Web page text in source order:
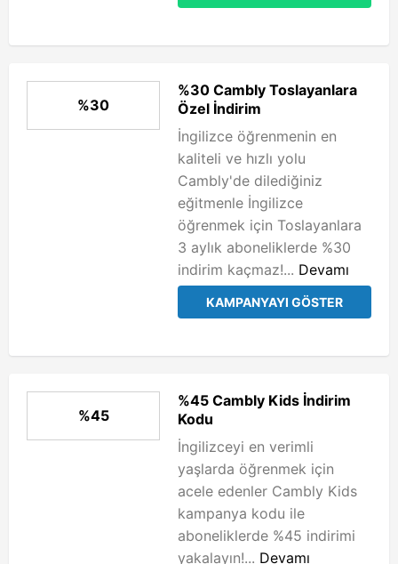
%30
%30 Cambly Toslayanlara
Özel İndirim
İngilizce öğrenmenin en
kaliteli ve hızlı yolu
Cambly'de dilediğiniz
eğitmenle İngilizce
öğrenmek için Toslayanlara
3 aylık aboneliklerde %30
indirim kaçmaz!... Devamı
KAMPANYAYI GÖSTER
%45
%45 Cambly Kids İndirim
Kodu
İngilizceyi en verimli
yaşlarda öğrenmek için
acele edenler Cambly Kids
kampanya kodu ile
aboneliklerde %45 indirimi
yakalayın!... Devamı